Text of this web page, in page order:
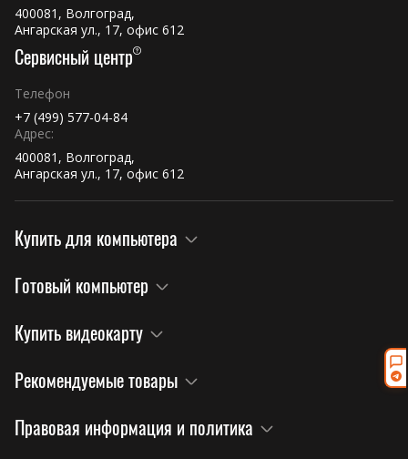
400081, Волгоград,
Ангарская ул., 17, офис 612
Сервисный центр
Телефон
+7 (499) 577-04-84
Адрес:
400081, Волгоград,
Ангарская ул., 17, офис 612
Купить для компьютера
Готовый компьютер
Купить видеокарту
Рекомендуемые товары
Правовая информация и политика
Привезём из Китая под заказ